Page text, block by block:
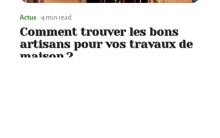
Actus 4 min read
Comment trouver les bons
artisans pour vos travaux de
maison ?